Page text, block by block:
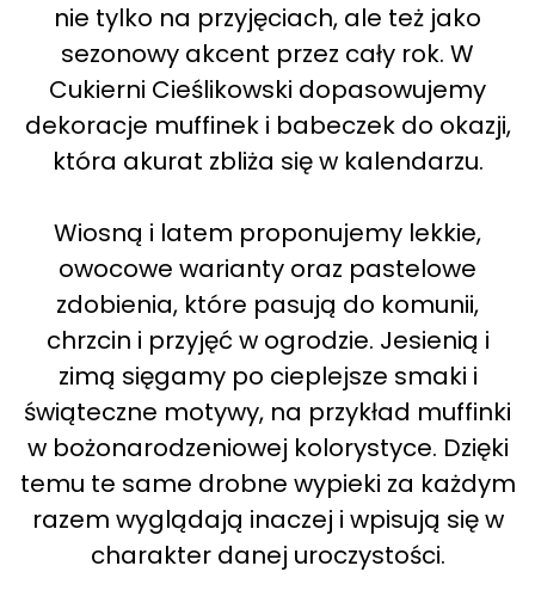
nie tylko na przyjęciach, ale też jako
sezonowy akcent przez cały rok. W
Cukierni Cieślikowski dopasowujemy
dekoracje muffinek i babeczek do okazji,
która akurat zbliża się w kalendarzu.
Wiosną i latem proponujemy lekkie,
owocowe warianty oraz pastelowe
zdobienia, które pasują do komunii,
chrzcin i przyjęć w ogrodzie. Jesienią i
zimą sięgamy po cieplejsze smaki i
świąteczne motywy, na przykład muffinki
w bożonarodzeniowej kolorystyce. Dzięki
temu te same drobne wypieki za każdym
razem wyglądają inaczej i wpisują się w
charakter danej uroczystości.